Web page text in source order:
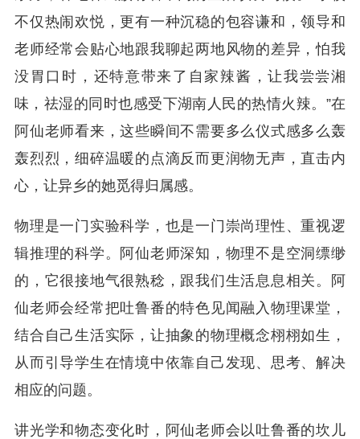
不仅热闹欢悦，更有一种沉稳的包容谦和，领导和
老师经常会贴心地跟我聊起两地风物的差异，怕我
没胃口时，还特意带来了自家辣酱，让我尝尝湘
味，祛湿的同时也感受下湖南人民的热情火辣。”在
阿仙老师看来，这些瞬间不需要多么仪式感多么轰
轰烈烈，细碎温暖的点滴反而更润物无声，直击内
心，让异乡的她觅得归属感。
物理是一门实验科学，也是一门崇尚理性、重视逻
辑推理的科学。阿仙老师深知，物理不是空洞缥缈
的，它很接地气很熟稔，跟我们生活息息相关。阿
仙老师会经常把吐鲁番的特色见闻融入物理课堂，
结合自己生活实际，让抽象的物理概念栩栩如生，
从而引导学生在情境中依靠自己发现、思考、解决
相应的问题。
讲光学和物态变化时，阿仙老师会以吐鲁番的坎儿